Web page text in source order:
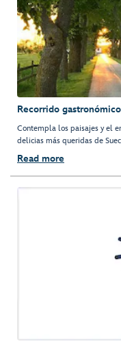
Recorrido
Contempla los paisajes y el
delicias más queridas de
Read more